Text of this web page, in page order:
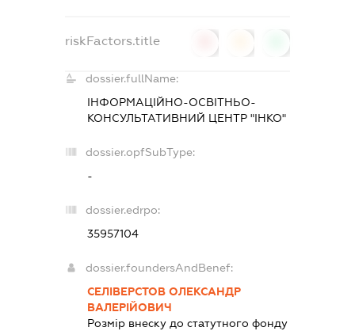
riskFactors.title
dossier.fullName:
ІНФОРМАЦІЙНО-ОСВІТНЬО-
КОНСУЛЬТАТИВНИЙ ЦЕНТР "ІНКО"
dossier.opfSubType:
-
dossier.edrpo:
35957104
dossier.foundersAndBenef:
СЕЛІВЕРСТОВ ОЛЕКСАНДР
ВАЛЕРІЙОВИЧ
Розмір внеску до статутного фонду